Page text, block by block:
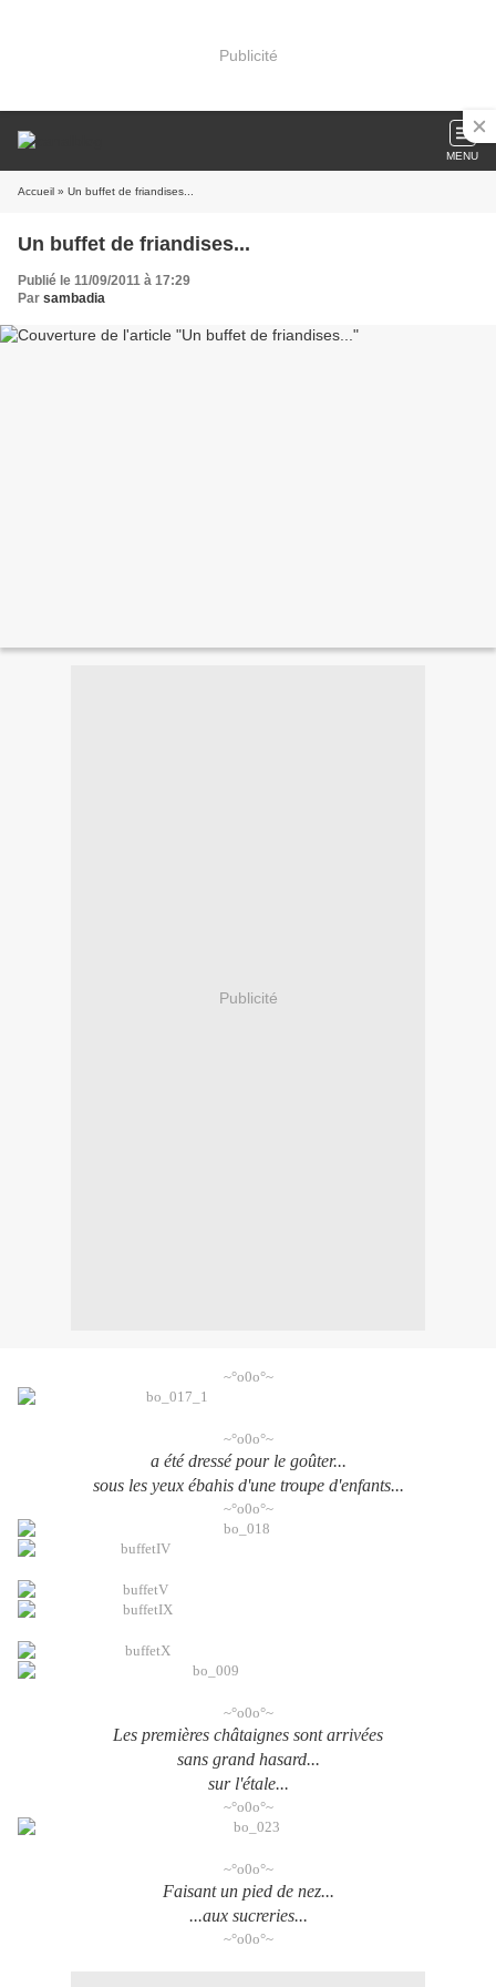
Publicité
MENU
Accueil » Un buffet de friandises...
Un buffet de friandises...
Publié le 11/09/2011 à 17:29
Par sambadia
Publicité
~°o0o°~
~°o0o°~
a été dressé pour le goûter...
sous les yeux ébahis d'une troupe d'enfants...
~°o0o°~
~°o0o°~
Les premières châtaignes sont arrivées
sans grand hasard...
sur l'étale...
~°o0o°~
~°o0o°~
Faisant un pied de nez...
...aux sucreries...
~°o0o°~